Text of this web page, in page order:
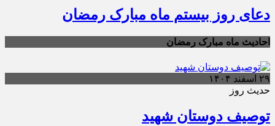
دعای روز بیستم ماه مبارک رمضان
احادیث ماه مبارک رمضان
۲۹ اسفند ۱۴۰۴
حدیث روز
توصیف دوستان شهید